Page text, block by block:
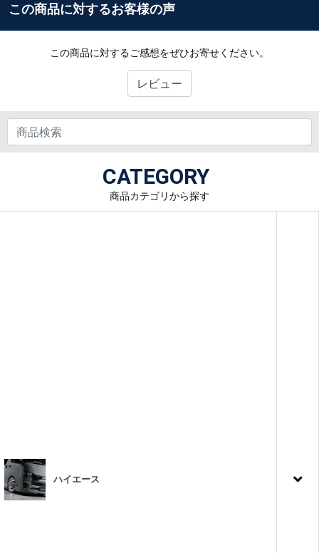
この商品に対するお客様の声
この商品に対するご感想をぜひお寄せください。
レビュー
CATEGORY
商品カテゴリから探す
ハイエース